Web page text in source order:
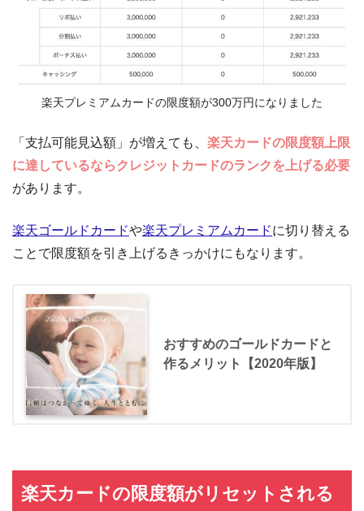
ローン有
または
持家無かつ賃
貸負担有
116万円 177万円 209万円 240万円
楽天プレミアムカードの限度額が300万円になりました
「支払可能見込額」が増えても、 楽天カードの限度額上限
に達しているならクレジットカードのランクを上げる必要
があります。
楽天ゴールドカードや楽天プレミアムカードに切り替える
ことで限度額を引き上げるきっかけにもなります。
おすすめのゴールドカードと
作るメリット【2020年版】
楽天カードの限度額がリセットされる